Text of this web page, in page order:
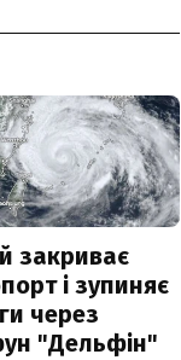
закриває
і зупиняє
через
"Дельфін"